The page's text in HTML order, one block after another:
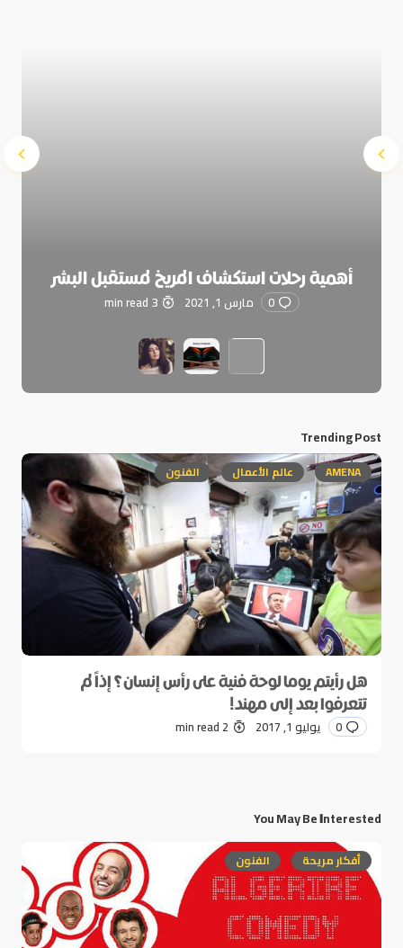
أهمية رحلات استكشاف المريخ لمستقبل البشر
0 مارس 1, 2021 3 min read
Trending Post
AMENA عالم الأعمال الفنون
هل رأيتم يوما لوحة فنية على رأس إنسان؟ إذاً لم
تتعرفوا بعد إلى مهند!
0 يوليو 1, 2017 2 min read
You May Be Interested
أفكار مريحة الفنون